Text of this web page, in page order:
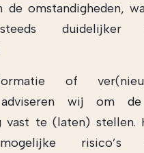
de omstandigheden,
duidelijker
of
wij om
vast te (laten) stellen.
risico’s